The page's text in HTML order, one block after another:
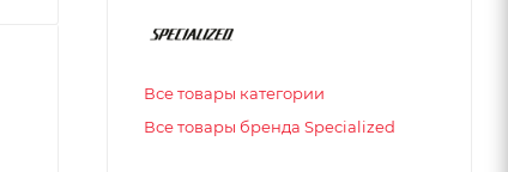
Все товары категории
Все товары бренда Specialized